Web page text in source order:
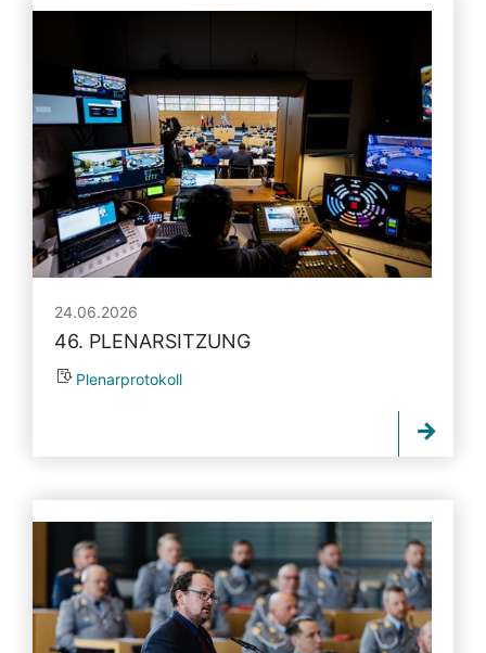
24.06.2026
46. PLENARSITZUNG
Plenarprotokoll